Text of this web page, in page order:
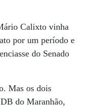
Calixto vinha
por um período e
do Senado
Mas os dois
do Maranhão,